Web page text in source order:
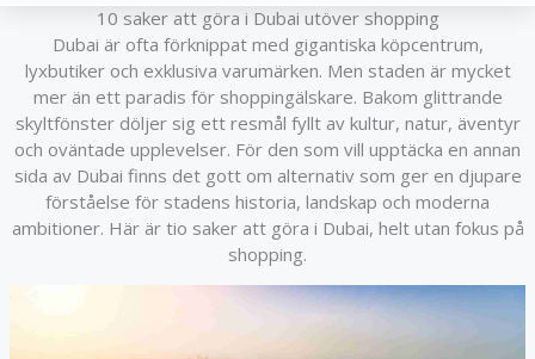
10 saker att göra i Dubai utöver shopping
Dubai är ofta förknippat med gigantiska köpcentrum,
lyxbutiker och exklusiva varumärken. Men staden är mycket
mer än ett paradis för shoppingälskare. Bakom glittrande
skyltfönster döljer sig ett resmål fyllt av kultur, natur, äventyr
och oväntade upplevelser. För den som vill upptäcka en annan
sida av Dubai finns det gott om alternativ som ger en djupare
förståelse för stadens historia, landskap och moderna
ambitioner. Här är tio saker att göra i Dubai, helt utan fokus på
shopping.